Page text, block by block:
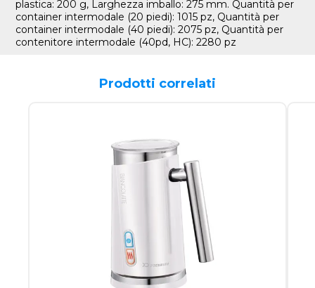
plastica: 200 g, Larghezza imballo: 275 mm. Quantità per
container intermodale (20 piedi): 1015 pz, Quantità per
container intermodale (40 piedi): 2075 pz, Quantità per
contenitore intermodale (40pd, HC): 2280 pz
Prodotti correlati